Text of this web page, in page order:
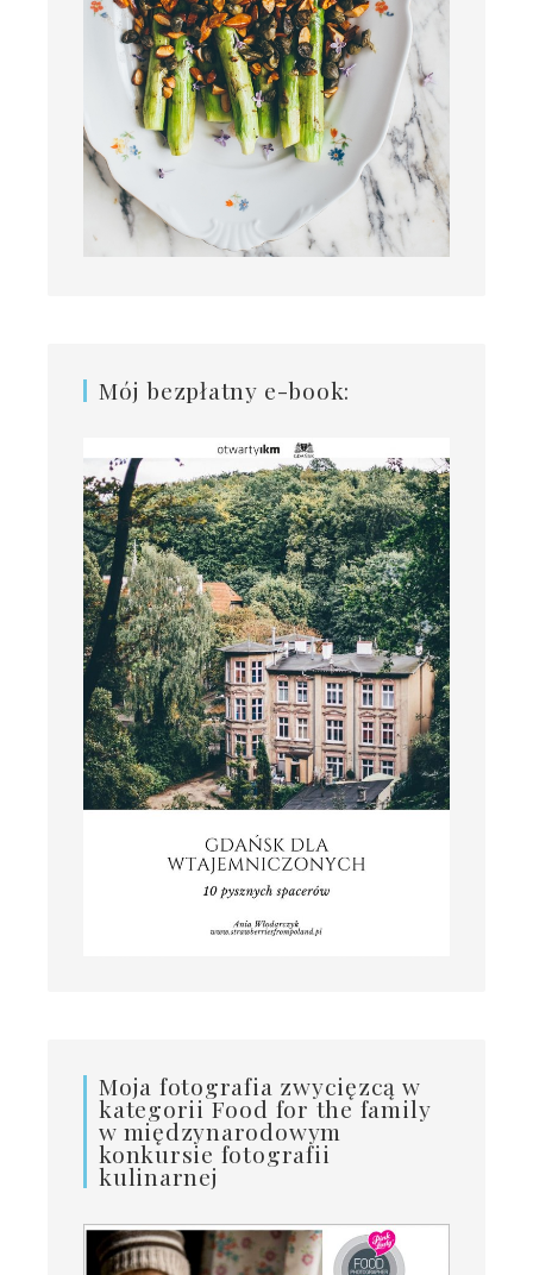
Mój bezpłatny e-book:
Moja fotografia zwycięzcą w
kategorii Food for the family
w międzynarodowym
konkursie fotografii
kulinarnej